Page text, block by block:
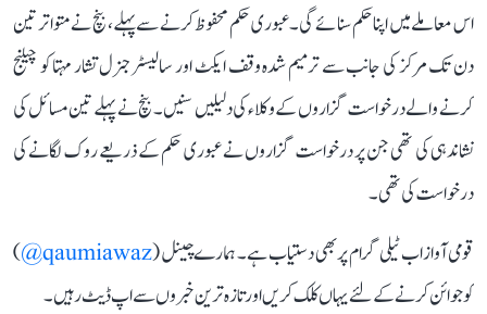
اس معاملے میں اپنا حکم سنائے گی۔ عبوری حکم محفوظ کرنے سے پہلے، بنچ نے متواتر تین
دن تک مرکز کی جانب سے ترمیم شدہ وقف ایکٹ اور سالیسٹر جنرل تشار مہتا کو چیلنج
کرنے والے درخواست گزاروں کے وکلاء کی دلیلیں سنیں۔ بنچ نے پہلے تین مسائل کی
نشاندہی کی تھی جن پر درخواست گزاروں نے عبوری حکم کے ذریعے روک لگانے کی
درخواست کی تھی۔
قومی آواز اب ٹیلی گرام پر بھی دستیاب ہے۔ ہمارے چینل (qaumiawaz@
)
کو جوائن کرنے کے لئے یہاں کلک کریں اور تازہ ترین خبروں سے اپ ڈیٹ رہیں۔